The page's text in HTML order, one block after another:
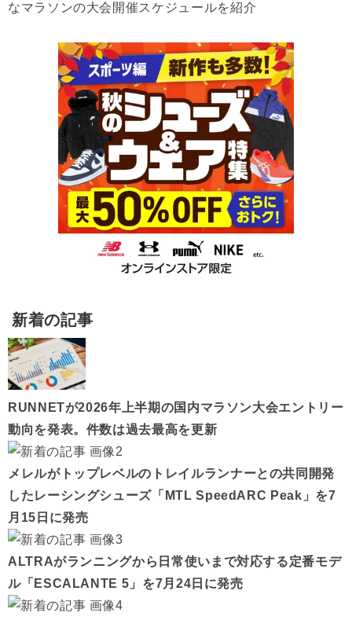
なマラソンの大会開催スケジュールを紹介
新着の記事
RUNNETが2026年上半期の国内マラソン大会エントリー
動向を発表。件数は過去最高を更新
メレルがトップレベルのトレイルランナーとの共同開発
したレーシングシューズ「MTL SpeedARC Peak」を7
月15日に発売
ALTRAがランニングから日常使いまで対応する定番モデ
ル「ESCALANTE 5」を7月24日に発売